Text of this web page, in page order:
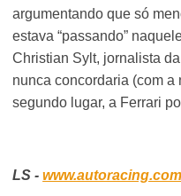
argumentando que só
estava “passando”
Christian Sylt, jornalista
nunca concordaria (com a
segundo lugar, a Ferrari
LS -